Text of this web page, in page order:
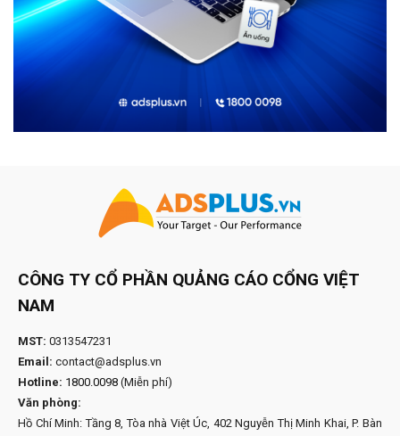
CÔNG TY CỔ PHẦN QUẢNG CÁO CỔNG VIỆT
NAM
MST: 0313547231
Email: contact@adsplus.vn
Hotline: 1800.0098 (Miễn phí)
Văn phòng:
Hồ Chí Minh: Tầng 8, Tòa nhà Việt Úc, 402 Nguyễn Thị Minh Khai, P. Bàn